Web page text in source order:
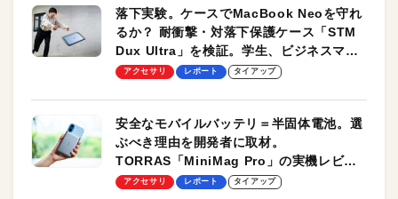
落下実験。ケースでMacBook Neoを守れ
るか？ 耐衝撃・対落下保護ケース「STM
Dux Ultra」を検証。学生、ビジネスマン
のモバイルユースに最適！
アクセサリ レポート タイアップ
安全なモバイルバッテリ＝半固体電池。選
ぶべき理由を開発者に取材。
TORRAS「MiniMag Pro」の実機レビュ
ーも
アクセサリ レポート タイアップ